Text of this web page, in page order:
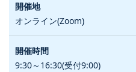
オンライン(Zoom)
9:30～16:30(受付9:00)